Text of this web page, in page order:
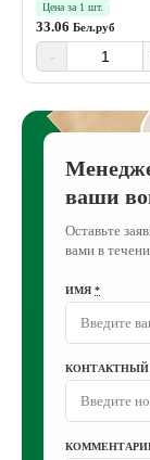
Цена за 1 шт.
33.06 Бел.руб
-
ваши
Оставьте
вами в
ИМЯ *